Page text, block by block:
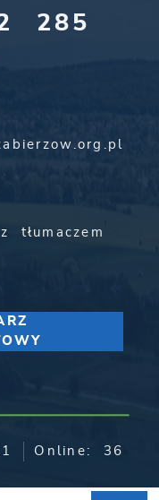
285
tłumaczem
Online: 36